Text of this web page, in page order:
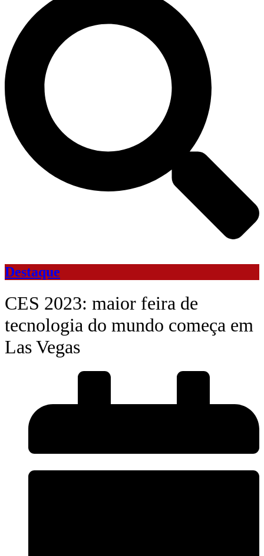
Destaque
CES 2023: maior feira de
tecnologia do mundo começa em
Las Vegas